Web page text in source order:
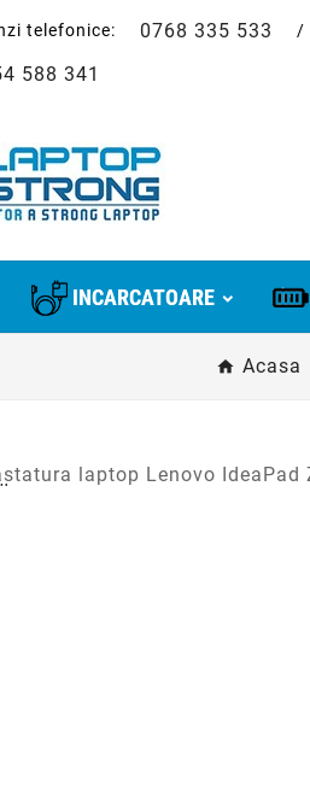
telefonice: 0768 335 533 /
588 341
INCARCATOARE
Acasa